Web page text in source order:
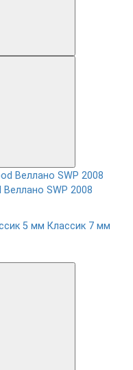
SWP 2008
5 мм Классик 7 мм